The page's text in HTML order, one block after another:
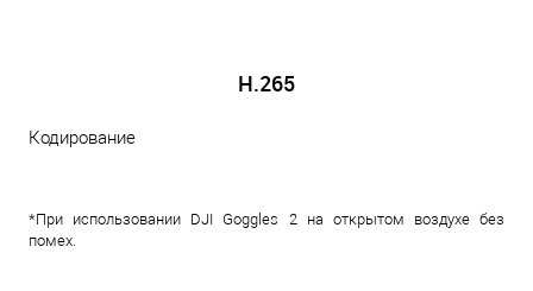
H.265
Кодирование
*При использовании DJI Goggles 2 на открытом воздухе без
помех.